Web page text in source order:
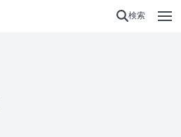
検索